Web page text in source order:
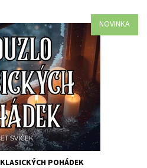
NOVINKA
které jsme milovali už jako
hlášky na víčkách svíček. Na jaké
Pyšná princezna....
POHÁDEK